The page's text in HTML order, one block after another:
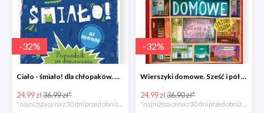
-32%
Ciało - śmiało! dla chłopaków. Przewodnik po dojrzewaniu -32%
24.99 zł36.99 zł*
*najniższa cena z 30 dni przed obniżką
-32%
Wierszyki domowe. Sześć i pół tuzinka wierszyków Rusinka -32%
24.99 zł36.90 zł*
*najniższa cena z 30 dni przed obniżką